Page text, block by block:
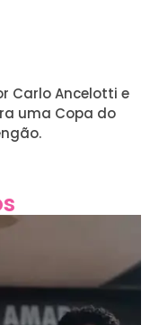
Carlo Ancelotti e
uma Copa do